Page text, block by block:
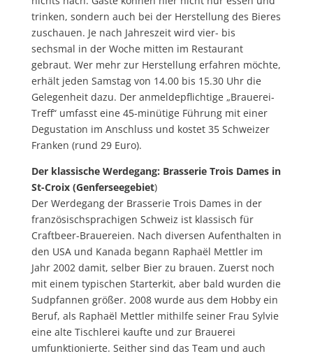
trinken, sondern auch bei der Herstellung des Bieres
zuschauen. Je nach Jahreszeit wird vier- bis
sechsmal in der Woche mitten im Restaurant
gebraut. Wer mehr zur Herstellung erfahren möchte,
erhält jeden Samstag von 14.00 bis 15.30 Uhr die
Gelegenheit dazu. Der anmeldepflichtige „Brauerei-
Treff“ umfasst eine 45-minütige Führung mit einer
Degustation im Anschluss und kostet 35 Schweizer
Franken (rund 29 Euro).
Der klassische Werdegang: Brasserie Trois Dames in
St-Croix (Genferseegebiet)
Der Werdegang der Brasserie Trois Dames in der
französischsprachigen Schweiz ist klassisch für
Craftbeer-Brauereien. Nach diversen Aufenthalten in
den USA und Kanada begann Raphaël Mettler im
Jahr 2002 damit, selber Bier zu brauen. Zuerst noch
mit einem typischen Starterkit, aber bald wurden die
Sudpfannen größer. 2008 wurde aus dem Hobby ein
Beruf, als Raphaël Mettler mithilfe seiner Frau Sylvie
eine alte Tischlerei kaufte und zur Brauerei
umfunktionierte. Seither sind das Team und auch